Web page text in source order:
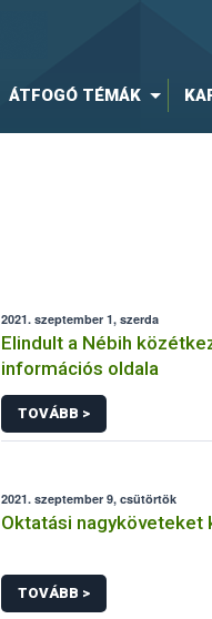
ÁTFOGÓ TÉMÁK
2021. szeptember 1, szerda
Elindult a Nébih
információs oldala
TOVÁBB >
2021. szeptember 9, csütörtök
Oktatási nagyköveteket
TOVÁBB >